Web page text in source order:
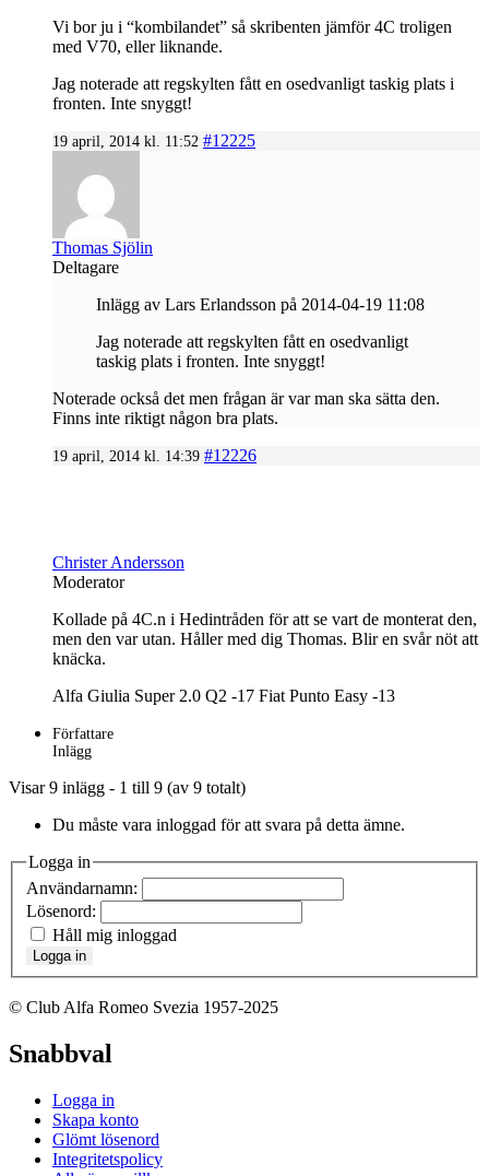
Vi bor ju i “kombilandet” så skribenten jämför 4C troligen
med V70, eller liknande.
Jag noterade att regskylten fått en osedvanligt taskig plats i
fronten. Inte snyggt!
19 april, 2014 kl. 11:52 #12225
Thomas Sjölin
Deltagare
Inlägg av Lars Erlandsson på 2014-04-19 11:08
Jag noterade att regskylten fått en osedvanligt
taskig plats i fronten. Inte snyggt!
Noterade också det men frågan är var man ska sätta den.
Finns inte riktigt någon bra plats.
19 april, 2014 kl. 14:39 #12226
Christer Andersson
Moderator
Kollade på 4C.n i Hedintråden för att se vart de monterat den,
men den var utan. Håller med dig Thomas. Blir en svår nöt att
knäcka.
Alfa Giulia Super 2.0 Q2 -17 Fiat Punto Easy -13
Författare
Inlägg
Visar 9 inlägg - 1 till 9 (av 9 totalt)
Du måste vara inloggad för att svara på detta ämne.
Logga in
Användarnamn:
Lösenord:
Håll mig inloggad
Logga in
© Club Alfa Romeo Svezia 1957-2025
Snabbval
Logga in
Skapa konto
Glömt lösenord
Integritetspolicy